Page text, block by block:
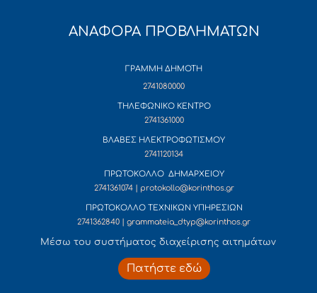
ΑΝΑΦΟΡΑ ΠΡΟΒΛΗΜΑΤΩΝ
ΓΡΑΜΜΗ ΔΗΜΟΤΗ
2741080000
ΤΗΛΕΦΩΝΙΚΟ ΚΕΝΤΡΟ
2741361000
ΒΛΑΒΕΣ ΗΛΕΚΤΡΟΦΩΤΙΣΜΟΥ
2741120134
ΠΡΩΤΟΚΟΛΛΟ ΔΗΜΑΡΧΕΙΟΥ
2741361074 | protokollo@korinthos.gr
ΠΡΩΤΟΚΟΛΛΟ ΤΕΧΝΙΚΩΝ ΥΠΗΡΕΣΙΩΝ
2741362840 | grammateia_dtyp@korinthos.gr
Mέσω του συστήματος διαχείρισης αιτημάτων
Πατήστε εδώ